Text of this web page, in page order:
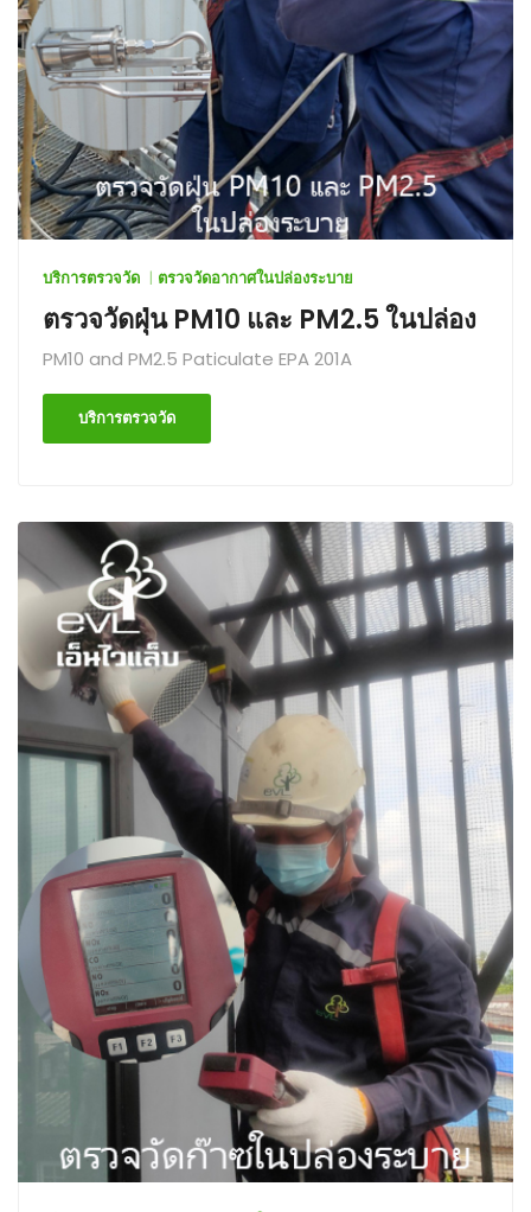
บริการตรวจวัด ตรวจวัดอากาศในปล่องระบาย
ตรวจวัดฝุ่น PM10 และ PM2.5 ในปล่อง
PM10 and PM2.5 Paticulate EPA 201A
บริการตรวจวัด